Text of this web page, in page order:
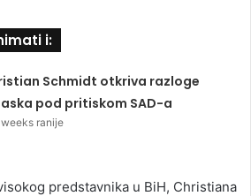
i:
Schmidt otkriva razloge
pod pritiskom SAD-a
ranije
predstavnika u BiH, Christiana